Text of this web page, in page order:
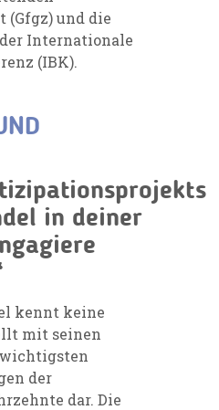
(Gfgz) und die
Internationale
(IBK).
in deiner
kennt keine
mit seinen
der
dar. Die